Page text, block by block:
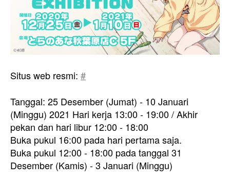
Situs web resmi: #
Tanggal: 25 Desember (Jumat) - 10 Januari
(Minggu) 2021 Hari kerja 13:00 - 19:00 / Akhir
pekan dan hari libur 12:00 - 18:00
Buka pukul 16:00 pada hari pertama saja.
Buka pukul 12:00 - 18:00 pada tanggal 31
Desember (Kamis) - 3 Januari (Minggu)